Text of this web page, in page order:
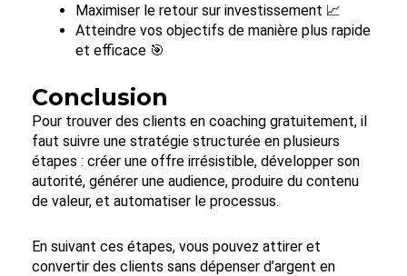
Maximiser le retour sur investissement 📈
Atteindre vos objectifs de manière plus rapide
et efficace 🎯
Conclusion
Pour trouver des clients en coaching gratuitement, il
faut suivre une stratégie structurée en plusieurs
étapes : créer une offre irrésistible, développer son
autorité, générer une audience, produire du contenu
de valeur, et automatiser le processus.
En suivant ces étapes, vous pouvez attirer et
convertir des clients sans dépenser d’argent en